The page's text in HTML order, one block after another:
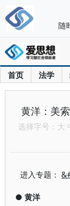
首页 法学
黄洋：美
选择字号： 大
进入专题：
● 黄洋
随